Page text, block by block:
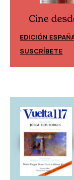
Cine
EDICIÓN
SUSCRÍBETE